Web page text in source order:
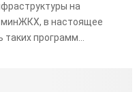
на
минЖКХ, в настоящее
таких программ...